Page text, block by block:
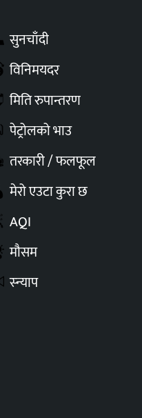
सुनचाँदी
विनिमयदर
मिति रुपान्तरण
पेट्रोलको भाउ
तरकारी / फलफूल
मेरो एउटा कुरा छ
AQI
मौसम
स्न्याप